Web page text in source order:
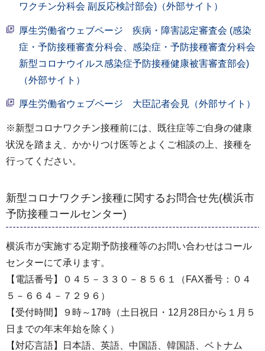
ワクチン分科会 副反応検討部会)（外部サイト）
厚生労働省ウェブページ 疾病・障害認定審査会 (感染
症・予防接種審査分科会、感染症・予防接種審査分科会
新型コロナウイルス感染症予防接種健康被害審査部会)
（外部サイト）
厚生労働省ウェブページ 大臣記者会見（外部サイト）
※新型コロナワクチン接種前には、既往症等ご自身の健康
状況を踏まえ、かかりつけ医等とよくご相談の上、接種を
行ってください。
新型コロナワクチン接種に関するお問合せ先(横浜市
予防接種コールセンター)
横浜市が実施する定期予防接種等のお問い合わせはコール
センターにて承ります。
【電話番号】０４５－３３０－８５６１（FAX番号：０４
５－６６４－７２９６）
【受付時間】９時～17時（土日祝日・12月28日から１月５
日までの年末年始を除く）
【対応言語】日本語、英語、中国語、韓国語、ベトナム